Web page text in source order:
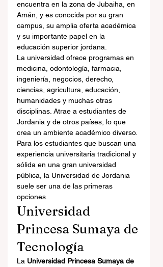
encuentra en la zona de Jubaiha, en
Amán, y es conocida por su gran
campus, su amplia oferta académica
y su importante papel en la
educación superior jordana.
La universidad ofrece programas en
medicina, odontología, farmacia,
ingeniería, negocios, derecho,
ciencias, agricultura, educación,
humanidades y muchas otras
disciplinas. Atrae a estudiantes de
Jordania y de otros países, lo que
crea un ambiente académico diverso.
Para los estudiantes que buscan una
experiencia universitaria tradicional y
sólida en una gran universidad
pública, la Universidad de Jordania
suele ser una de las primeras
opciones.
Universidad
Princesa Sumaya de
Tecnología
La Universidad Princesa Sumaya de